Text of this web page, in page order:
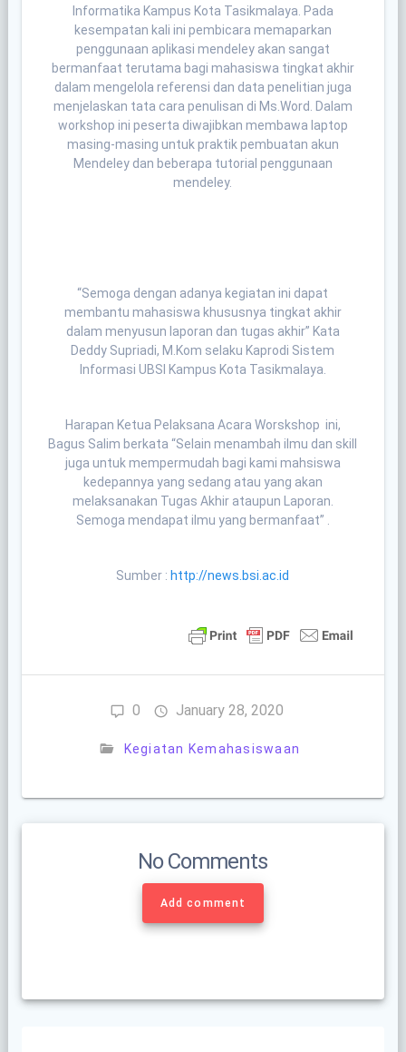
Informatika Kampus Kota Tasikmalaya. Pada
kesempatan kali ini pembicara memaparkan
penggunaan aplikasi mendeley akan sangat
bermanfaat terutama bagi mahasiswa tingkat akhir
dalam mengelola referensi dan data penelitian juga
menjelaskan tata cara penulisan di Ms.Word. Dalam
workshop ini peserta diwajibkan membawa laptop
masing-masing untuk praktik pembuatan akun
Mendeley dan beberapa tutorial penggunaan
mendeley.
“Semoga dengan adanya kegiatan ini dapat
membantu mahasiswa khususnya tingkat akhir
dalam menyusun laporan dan tugas akhir” Kata
Deddy Supriadi, M.Kom selaku Kaprodi Sistem
Informasi UBSI Kampus Kota Tasikmalaya.
Harapan Ketua Pelaksana Acara Worskshop ini,
Bagus Salim berkata “Selain menambah ilmu dan skill
juga untuk mempermudah bagi kami mahsiswa
kedepannya yang sedang atau yang akan
melaksanakan Tugas Akhir ataupun Laporan.
Semoga mendapat ilmu yang bermanfaat” .
Sumber : http://news.bsi.ac.id
0 January 28, 2020
Kegiatan Kemahasiswaan
No Comments
Add comment